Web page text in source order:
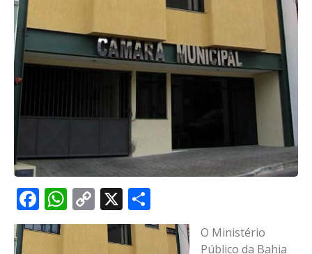
Facebook
WhatsApp
Copy
Link
X
O Ministério
Público da Bahia